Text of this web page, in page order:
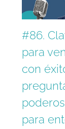
#86.
para
con
para